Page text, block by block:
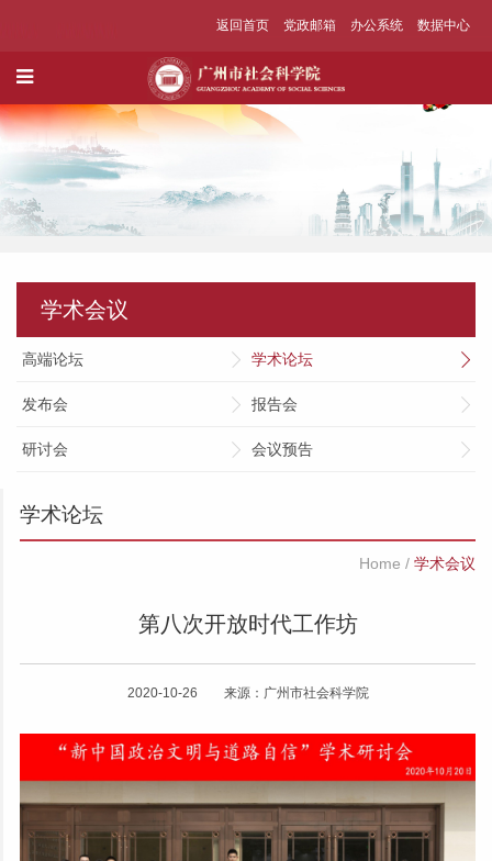
返回首页 党政邮箱 办公系统 数据中心
学术会议
高端论坛 学术论坛
发布会 报告会
研讨会 会议预告
学术论坛
Home / 学术会议
第八次开放时代工作坊
2020-10-26 来源：广州市社会科学院